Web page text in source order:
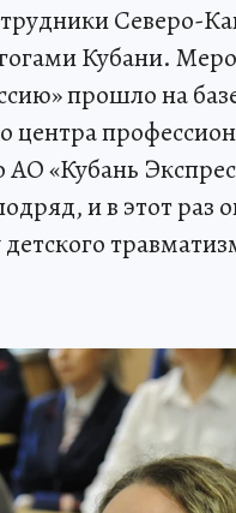
Северо-
Кубани.
прошло на
центра
«Кубань
и в этот